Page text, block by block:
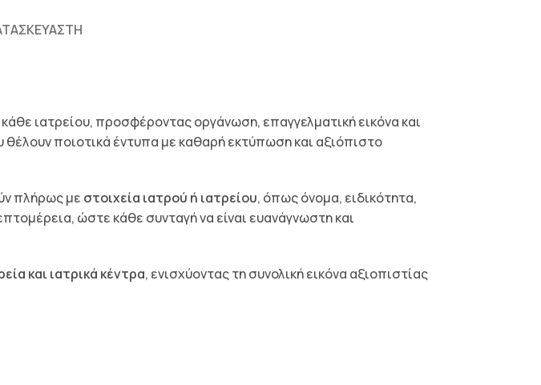
ιατρείου, προσφέροντας οργάνωση, επαγγελματική εικόνα και
θέλουν ποιοτικά έντυπα με καθαρή εκτύπωση και αξιόπιστο
πλήρως με στοιχεία ιατρού ή ιατρείου, όπως όνομα, ειδικότητα,
ώστε κάθε συνταγή να είναι ευανάγνωστη και
και ιατρικά κέντρα, ενισχύοντας τη συνολική εικόνα αξιοπιστίας